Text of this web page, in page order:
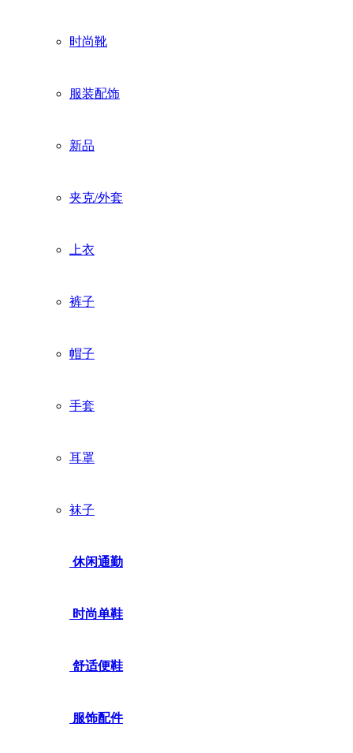
时尚靴
服装配饰
新品
夹克/外套
上衣
裤子
帽子
手套
耳罩
袜子
休闲通勤
时尚单鞋
舒适便鞋
服饰配件